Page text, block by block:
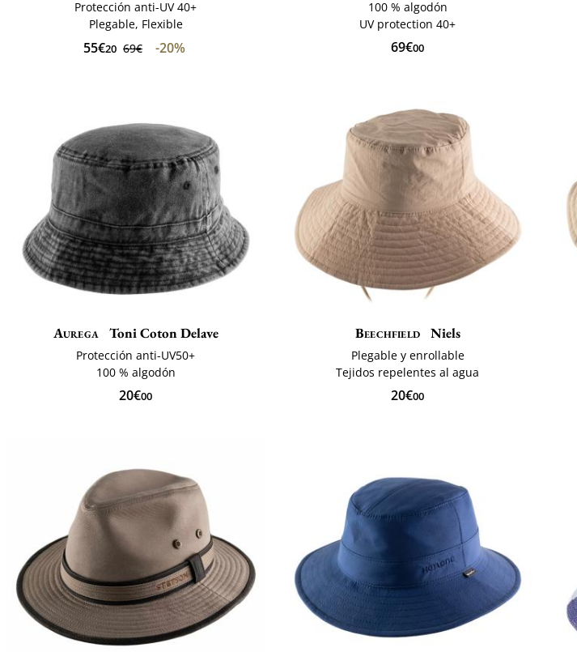
Protección anti-UV 40+
Plegable, Flexible
55€20 69€ -20%
100 % algodón
UV protection 40+
69€00
Aurega Toni Coton Delave
Protección anti-UV50+
100 % algodón
20€00
Beechfield Niels
Plegable y enrollable
Tejidos repelentes al agua
20€00